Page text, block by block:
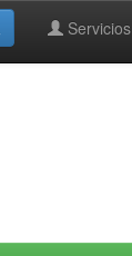
Servicios